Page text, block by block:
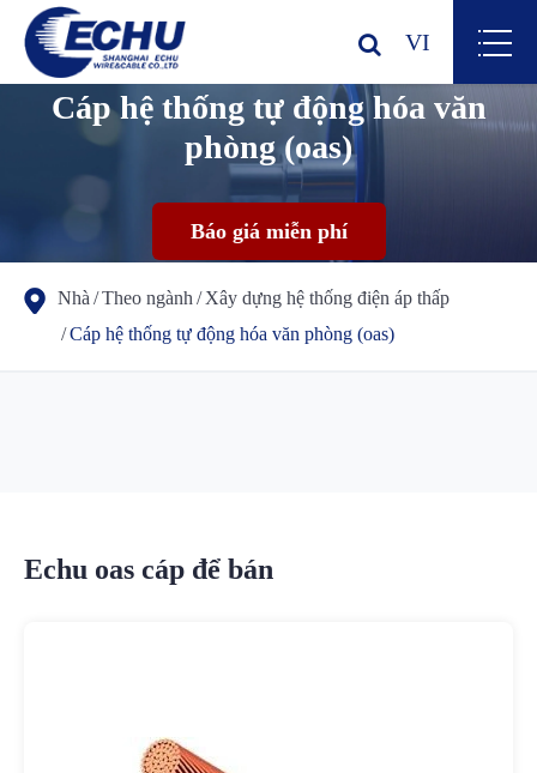
VI
Cáp hệ thống tự động hóa văn
phòng (oas)
Báo giá miễn phí
Nhà Theo ngành
Xây dựng hệ thống điện áp thấp
Cáp hệ thống tự động hóa văn phòng (oas)
Echu oas cáp để bán